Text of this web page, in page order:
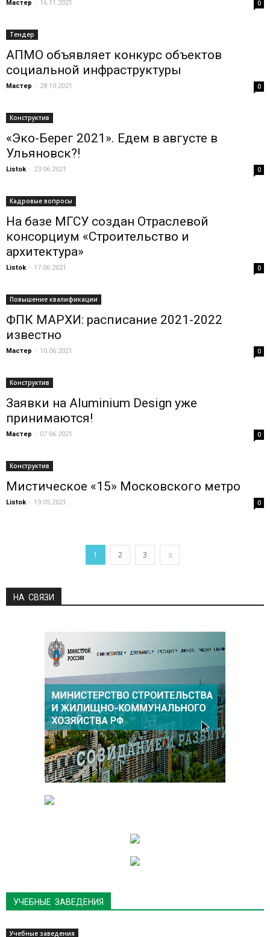
Мастер - 16.11.2021 0
Тендер
АПМО объявляет конкурс объектов
социальной инфраструктуры
Мастер - 28.10.2021 0
Конструктив
«Эко-Берег 2021». Едем в августе в
Ульяновск?!
Listok - 23.06.2021 0
Кадровые вопросы
На базе МГСУ создан Отраслевой
консорциум «Строительство и
архитектура»
Listok - 17.06.2021 0
Повышение квалификации
ФПК МАРХИ: расписание 2021-2022
известно
Мастер - 10.06.2021 0
Конструктив
Заявки на Aluminium Design уже
принимаются!
Мастер - 07.06.2021 0
Конструктив
Мистическое «15» Московского метро
Listok - 19.05.2021 0
1 2 3
НА СВЯЗИ
УЧЕБНЫЕ ЗАВЕДЕНИЯ
Учебные заведения